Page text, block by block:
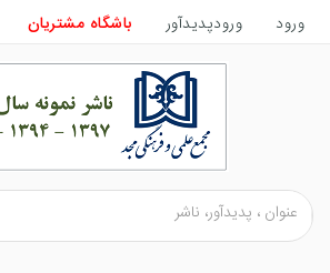
ورود ورودپدیدآور باشگاه مشتریان